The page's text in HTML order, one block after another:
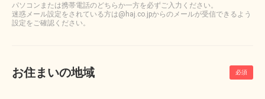
パソコンまたは携帯電話のどちらか一方を必ずご入力ください。
迷惑メール設定をされている方は@haj.co.jpからのメールが受信できるよう
設定をご確認ください。
お住まいの地域